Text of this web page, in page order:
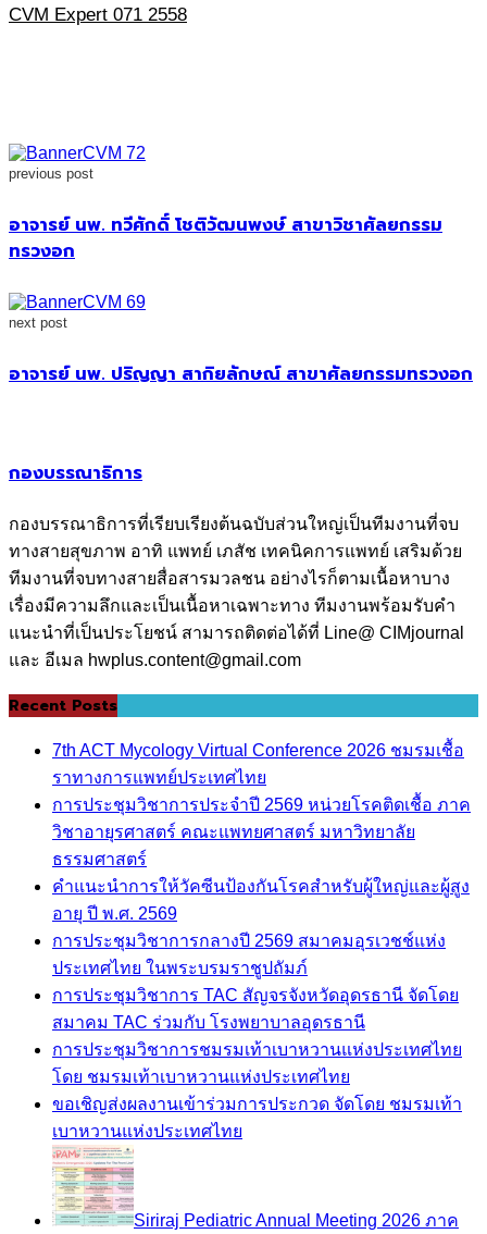
CVM Expert 071 2558
previous post
อาจารย์ นพ. ทวีศักดิ์ โชติวัฒนพงษ์ สาขาวิชาศัลยกรรม
ทรวงอก
next post
อาจารย์ นพ. ปริญญา สากิยลักษณ์ สาขาศัลยกรรมทรวงอก
กองบรรณาธิการ
กองบรรณาธิการที่เรียบเรียงต้นฉบับส่วนใหญ่เป็นทีมงานที่จบ
ทางสายสุขภาพ อาทิ แพทย์ เภสัช เทคนิคการแพทย์ เสริมด้วย
ทีมงานที่จบทางสายสื่อสารมวลชน อย่างไรก็ตามเนื้อหาบาง
เรื่องมีความลึกและเป็นเนื้อหาเฉพาะทาง ทีมงานพร้อมรับคำ
แนะนำที่เป็นประโยชน์ สามารถติดต่อได้ที่ Line@ CIMjournal
และ อีเมล hwplus.content@gmail.com
Recent Posts
7th ACT Mycology Virtual Conference 2026 ชมรมเชื้อ
ราทางการแพทย์ประเทศไทย
การประชุมวิชาการประจำปี 2569 หน่วยโรคติดเชื้อ ภาค
วิชาอายุรศาสตร์ คณะแพทยศาสตร์ มหาวิทยาลัย
ธรรมศาสตร์
คำแนะนำการให้วัคซีนป้องกันโรคสำหรับผู้ใหญ่และผู้สูง
อายุ ปี พ.ศ. 2569
การประชุมวิชาการกลางปี 2569 สมาคมอุรเวชช์แห่ง
ประเทศไทย ในพระบรมราชูปถัมภ์
การประชุมวิชาการ TAC สัญจรจังหวัดอุดรธานี จัดโดย
สมาคม TAC ร่วมกับ โรงพยาบาลอุดรธานี
การประชุมวิชาการชมรมเท้าเบาหวานแห่งประเทศไทย
โดย ชมรมเท้าเบาหวานแห่งประเทศไทย
ขอเชิญส่งผลงานเข้าร่วมการประกวด จัดโดย ชมรมเท้า
เบาหวานแห่งประเทศไทย
Siriraj Pediatric Annual Meeting 2026 ภาค